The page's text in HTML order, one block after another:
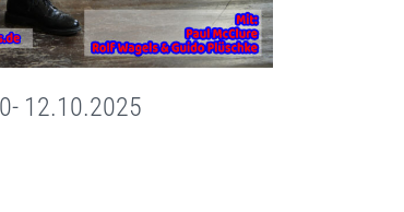
12.10.2025